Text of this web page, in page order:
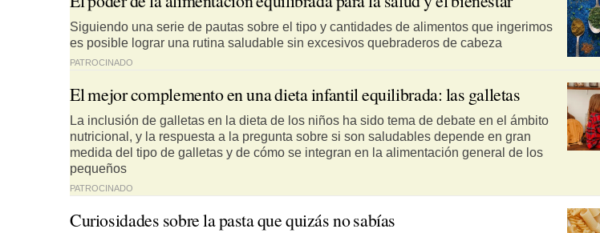
Siguiendo una serie de pautas sobre el tipo y cantidades de alimentos que ingerimos
es posible lograr una rutina saludable sin excesivos quebraderos de cabeza
PATROCINADO
El mejor complemento en una dieta infantil equilibrada: las galletas
La inclusión de galletas en la dieta de los niños ha sido tema de debate en el ámbito
nutricional, y la respuesta a la pregunta sobre si son saludables depende en gran
medida del tipo de galletas y de cómo se integran en la alimentación general de los
pequeños
PATROCINADO
Curiosidades sobre la pasta que quizás no sabías